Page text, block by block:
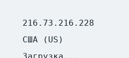
216.73.216.228
США (US)
Загрузка...